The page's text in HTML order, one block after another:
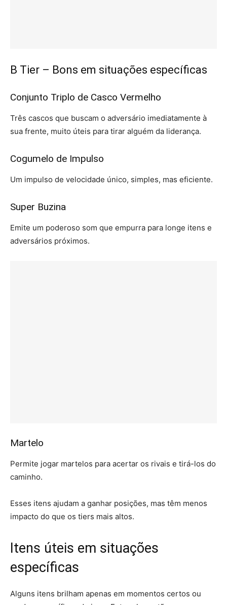
B Tier – Bons em situações específicas
Conjunto Triplo de Casco Vermelho
Três cascos que buscam o adversário imediatamente à
sua frente, muito úteis para tirar alguém da liderança.
Cogumelo de Impulso
Um impulso de velocidade único, simples, mas eficiente.
Super Buzina
Emite um poderoso som que empurra para longe itens e
adversários próximos.
Martelo
Permite jogar martelos para acertar os rivais e tirá-los do
caminho.
Esses itens ajudam a ganhar posições, mas têm menos
impacto do que os tiers mais altos.
Itens úteis em situações
específicas
Alguns itens brilham apenas em momentos certos ou